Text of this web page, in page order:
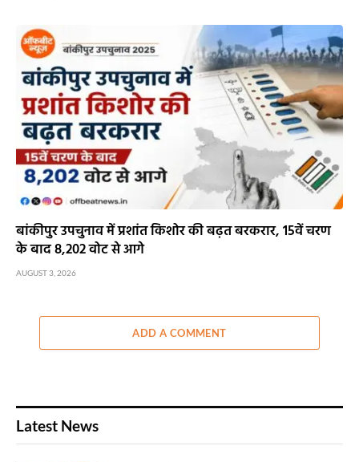
बांकीपुर उपचुनाव में प्रशांत किशोर की बढ़त बरकरार, 15वें चरण
के बाद 8,202 वोट से आगे
AUGUST 3, 2026
ADD A COMMENT
Latest News